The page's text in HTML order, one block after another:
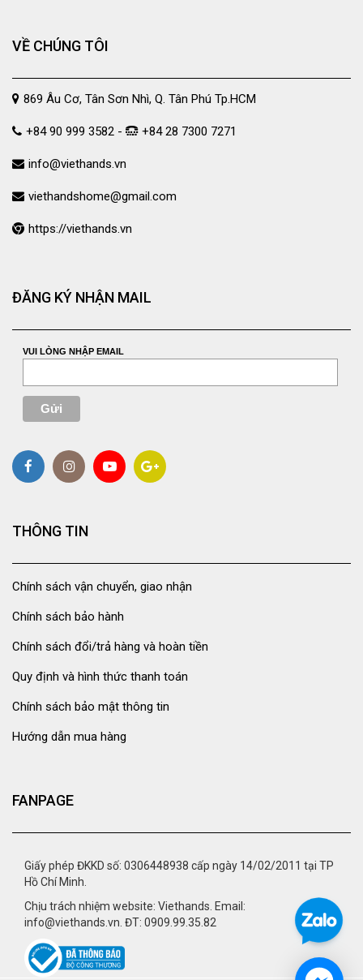
VỀ CHÚNG TÔI
869 Âu Cơ, Tân Sơn Nhì, Q. Tân Phú Tp.HCM
+84 90 999 3582 - +84 28 7300 7271
info@viethands.vn
viethandshome@gmail.com
https://viethands.vn
ĐĂNG KÝ NHẬN MAIL
VUI LÒNG NHẬP EMAIL
THÔNG TIN
Chính sách vận chuyển, giao nhận
Chính sách bảo hành
Chính sách đổi/trả hàng và hoàn tiền
Quy định và hình thức thanh toán
Chính sách bảo mật thông tin
Hướng dẫn mua hàng
FANPAGE
Giấy phép ĐKKD số: 0306448938 cấp ngày 14/02/2011 tại TP
Hồ Chí Minh.
Chịu trách nhiệm website: Viethands. Email:
info@viethands.vn. ĐT: 0909.99.35.82